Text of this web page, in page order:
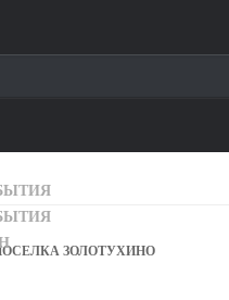
гражданами
ЗОЛОТУХИНО